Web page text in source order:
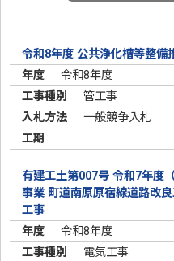
令和8年度 公共浄化槽等整備
令和8年度
管工事
一般競争入札
有建工土第007号 令和7年度
事業 町道南原原宿線道路改
工事
令和8年度
電気工事